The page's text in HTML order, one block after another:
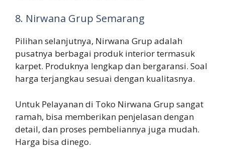
8. Nirwana Grup Semarang
Pilihan selanjutnya, Nirwana Grup adalah
pusatnya berbagai produk interior termasuk
karpet. Produknya lengkap dan bergaransi. Soal
harga terjangkau sesuai dengan kualitasnya.
Untuk Pelayanan di Toko Nirwana Grup sangat
ramah, bisa memberikan penjelasan dengan
detail, dan proses pembeliannya juga mudah.
Harga bisa dinego.